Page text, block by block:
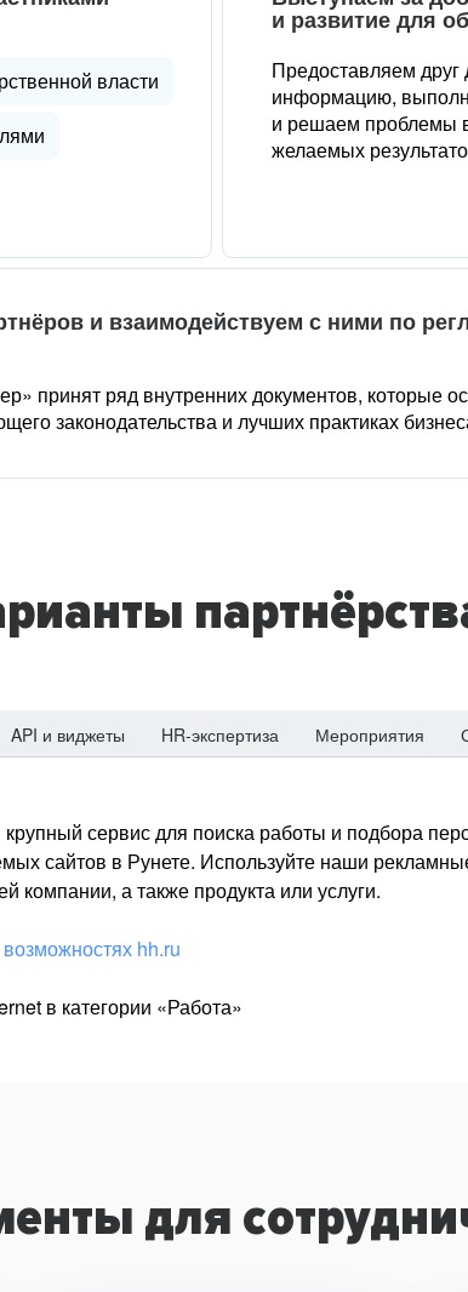
власти
и развитие для
Предоставляем друг
информацию,
и решаем проблемы
желаемых
и взаимодействуем с ними по
принят ряд внутренних документов, которые
законодательства и лучших практиках
API и виджеты HR-экспертиза Мероприятия
сервис для поиска работы и подбора
сайтов в Рунете. Используйте наши
компании, а также продукта или услуги.
hh.ru
в категории «Работа»
для